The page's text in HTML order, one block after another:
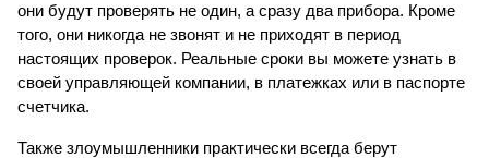
они будут проверять не один, а сразу два прибора. Кроме
того, они никогда не звонят и не приходят в период
настоящих проверок. Реальные сроки вы можете узнать в
своей управляющей компании, в платежках или в паспорте
счетчика.
Также злоумышленники практически всегда берут